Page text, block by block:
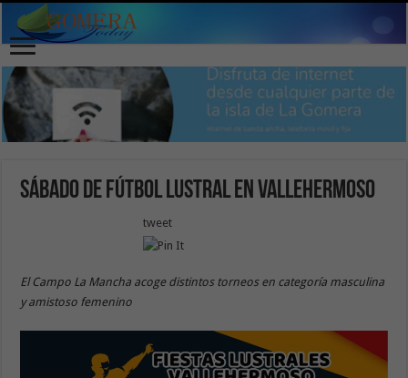
Sábado de fútbol lustral en Vallehermoso
tweet
El Campo La Mancha acoge distintos torneos en categoría masculina
y amistoso femenino